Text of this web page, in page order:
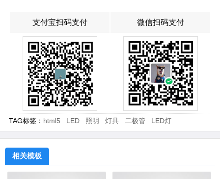
支付宝扫码支付 微信扫码支付
TAG标签： html5 LED 照明 灯具 二极管 LED灯
相关模板